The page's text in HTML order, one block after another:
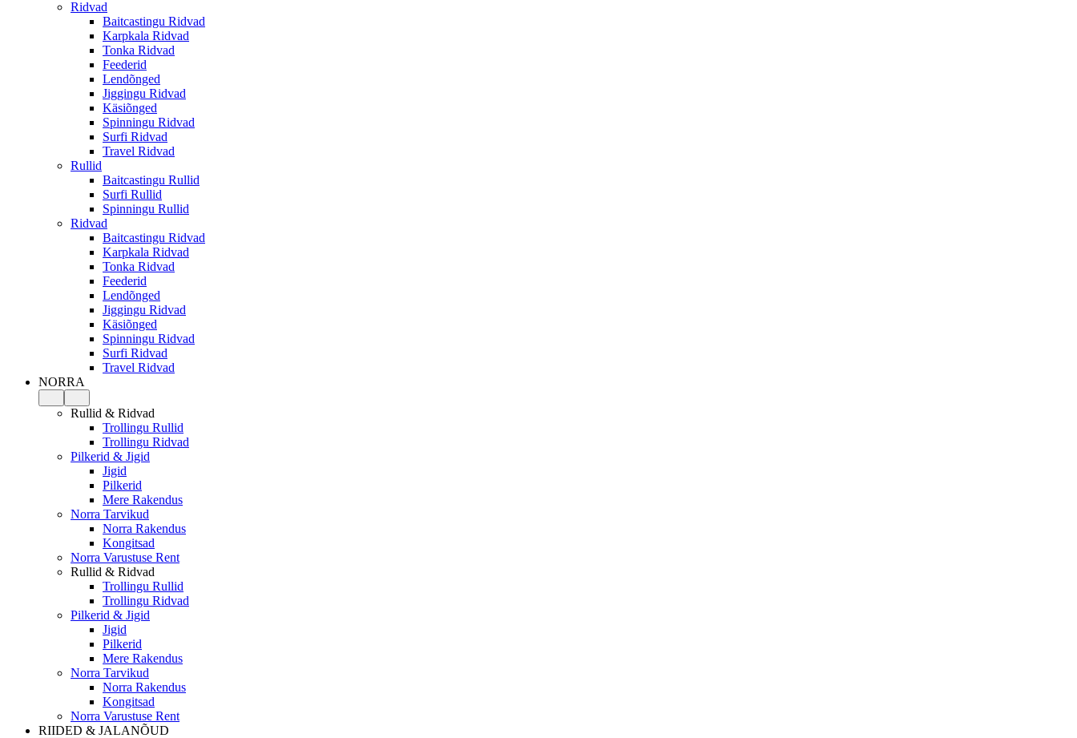
Ridvad
Baitcastingu Ridvad
Karpkala Ridvad
Tonka Ridvad
Feederid
Lendõnged
Jiggingu Ridvad
Käsiõnged
Spinningu Ridvad
Surfi Ridvad
Travel Ridvad
Rullid
Baitcastingu Rullid
Surfi Rullid
Spinningu Rullid
Ridvad
Baitcastingu Ridvad
Karpkala Ridvad
Tonka Ridvad
Feederid
Lendõnged
Jiggingu Ridvad
Käsiõnged
Spinningu Ridvad
Surfi Ridvad
Travel Ridvad
NORRA
Rullid & Ridvad
Trollingu Rullid
Trollingu Ridvad
Pilkerid & Jigid
Jigid
Pilkerid
Mere Rakendus
Norra Tarvikud
Norra Rakendus
Kongitsad
Norra Varustuse Rent
Rullid & Ridvad
Trollingu Rullid
Trollingu Ridvad
Pilkerid & Jigid
Jigid
Pilkerid
Mere Rakendus
Norra Tarvikud
Norra Rakendus
Kongitsad
Norra Varustuse Rent
RIIDED & JALANÕUD